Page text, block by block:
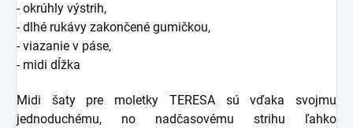
- okrúhly výstrih,
- dlhé rukávy zakončené gumičkou,
- viazanie v páse,
- midi dĺžka
Midi šaty pre moletky TERESA sú vďaka svojmu
jednoduchému, no nadčasovému strihu ľahko